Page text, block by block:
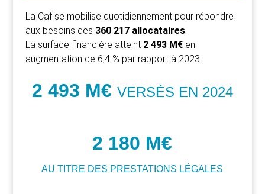
La Caf se mobilise quotidiennement pour répondre
aux besoins des 360 217 allocataires.
La surface financière atteint 2 493 M€ en
augmentation de 6,4 % par rapport à 2023.
2 493 M€ VERSÉS EN 2024
2 180 M€
AU TITRE DES PRESTATIONS LÉGALES